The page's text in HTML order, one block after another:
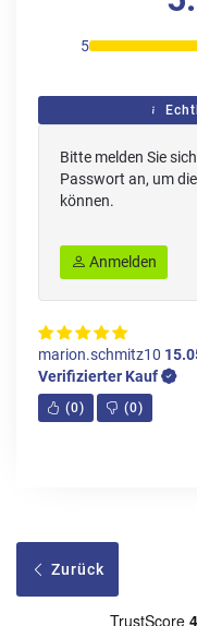
5
Bitte melden Sie
Passwort an, um
können.
Anmelden
marion.schmitz10
Verifizierter Kauf
(0) (0)
Zurück